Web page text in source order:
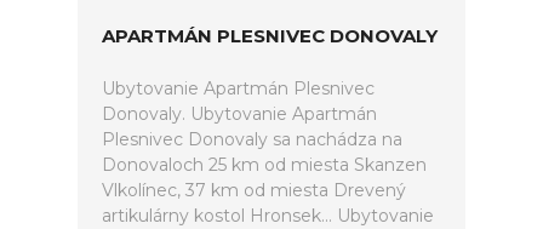
APARTMÁN PLESNIVEC DONOVALY
Ubytovanie Apartmán Plesnivec
Donovaly. Ubytovanie Apartmán
Plesnivec Donovaly sa nachádza na
Donovaloch 25 km od miesta Skanzen
Vlkolínec, 37 km od miesta Drevený
artikulárny kostol Hronsek... Ubytovanie